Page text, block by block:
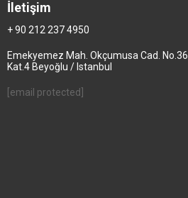
İletişim
+ 90 212 237 4950
Emekyemez Mah. Okçumusa Cad. No.36
Kat.4 Beyoğlu / Istanbul
[email protected]